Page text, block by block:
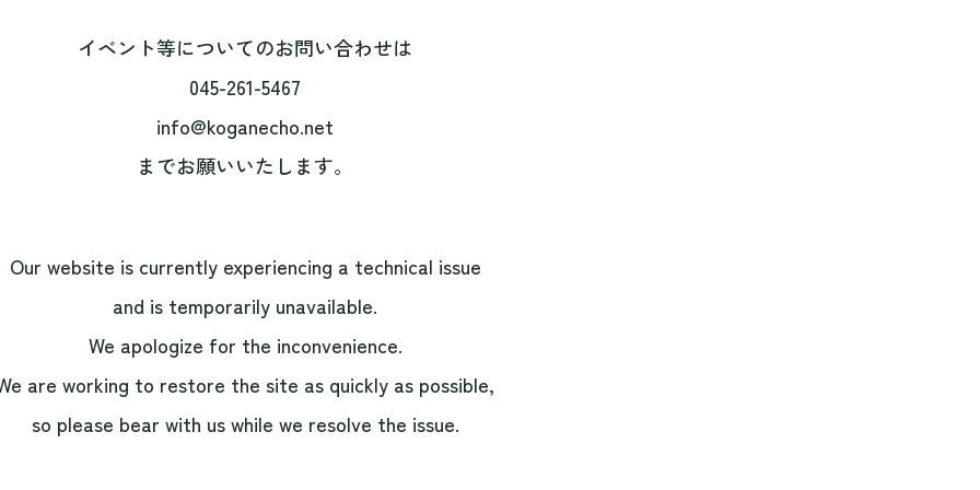
イベント等についてのお問い合わせは
045-261-5467
info@koganecho.net
までお願いいたします。
Our website is currently experiencing a technical issue
and is temporarily unavailable.
We apologize for the inconvenience.
are working to restore the site as quickly as possible,
so please bear with us while we resolve the issue.